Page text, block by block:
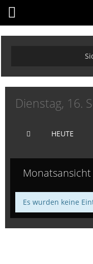
Dienstag, 16.
HEUTE
Monatsansicht
Es wurden keine